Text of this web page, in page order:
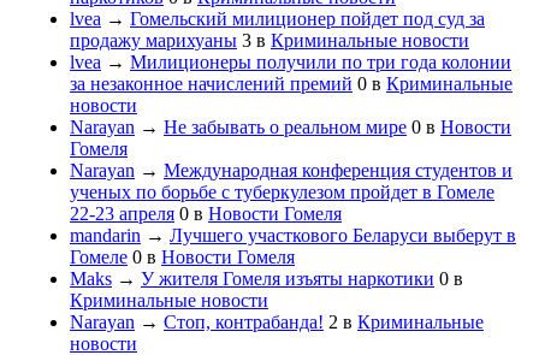
lvea → Гомельский милиционер пойдет под суд за
продажу марихуаны 3 в Криминальные новости
lvea → Милиционеры получили по три года колонии
за незаконное начислений премий 0 в Криминальные
новости
Narayan → Не забывать о реальном мире 0 в Новости
Гомеля
Narayan → Международная конференция студентов и
ученых по борьбе с туберкулезом пройдет в Гомеле
22-23 апреля 0 в Новости Гомеля
mandarin → Лучшего участкового Беларуси выберут в
Гомеле 0 в Новости Гомеля
Maks → У жителя Гомеля изъяты наркотики 0 в
Криминальные новости
Narayan → Стоп, контрабанда! 2 в Криминальные
новости